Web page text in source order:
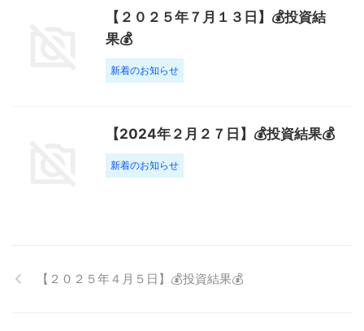
【２０２５年７月１３日】💰投資結
果💰
新着のお知らせ
【2024年２月２７日】💰投資結果💰
新着のお知らせ
【２０２５年４月５日】💰投資結果💰